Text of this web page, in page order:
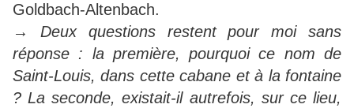
Goldbach-Altenbach.
→ Deux questions restent pour moi sans
réponse : la première, pourquoi ce nom de
Saint-Louis, dans cette cabane et à la fontaine
? La seconde, existait-il autrefois, sur ce lieu,